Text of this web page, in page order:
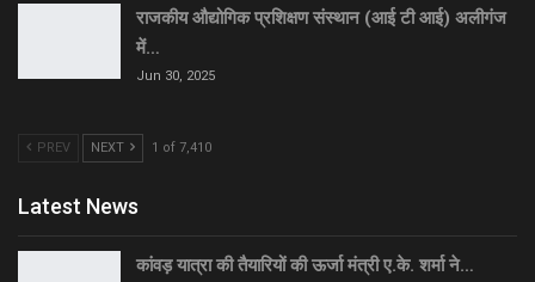
राजकीय औद्योगिक प्रशिक्षण संस्थान (आई टी आई) अलीगंज
में…
Jun 30, 2025
PREV NEXT 1 of 7,410
Latest News
कांवड़ यात्रा की तैयारियों की ऊर्जा मंत्री ए.के. शर्मा ने…